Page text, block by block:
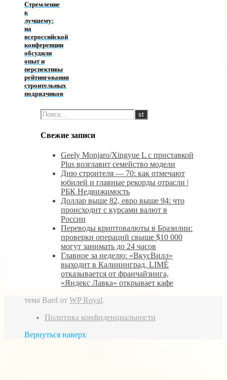
Стремление
к
лучшему:
на
всероссийской
конференции
обсудили
опыт и
перспективы
рейтингования
строительных
подрядчиков
Свежие записи
Geely Monjaro/Xingyue L с приставкой
Plus возглавит семейство модели
Дню строителя — 70: как отмечают
юбилей и главные рекорды отрасли |
РБК Недвижимость
Доллар выше 82, евро выше 94: что
происходит с курсами валют в
России
Переводы криптовалюты в Бразилии:
проверки операций свыше $10 000
могут занимать до 24 часов
Главное за неделю: «ВкусВилл»
выходит в Калининград, LIMÉ
отказывается от франчайзинга,
«Яндекс Лавка» открывает кафе
тема Bard от WP Royal.
Политика конфиденциальности
Вернуться наверх